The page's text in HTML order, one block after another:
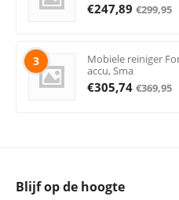
€247,89 €299,95
3
Mobiele reiniger
accu, Sma
€305,74 €369,95
Blijf op de hoogte